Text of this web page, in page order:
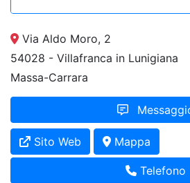
Via Aldo Moro, 2
54028 - Villafranca in Lunigiana
Massa-Carrara
Sito Web Mappa
Telefono